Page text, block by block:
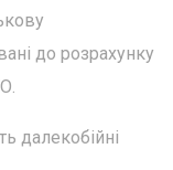
до розрахунку
далекобійні